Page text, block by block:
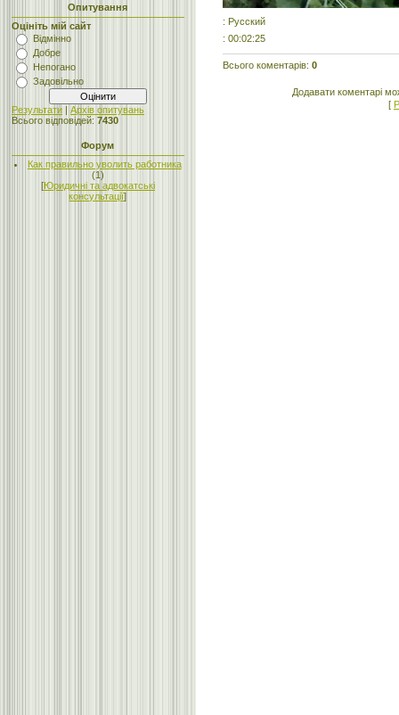
Опитування
Оцініть мій сайт
Відмінно
Добре
Непогано
Задовільно
Результати | Архів опитувань
Всього відповідей: 7430
Форум
Как правильно уволить работника
(1)
[Юридичні та адвокатські
консультації]
: Русский
: 00:02:25
Всього коментарів: 0
Додавати коментарі
[